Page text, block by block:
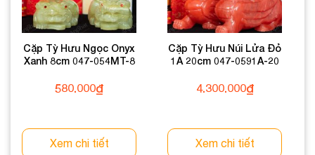
Cặp Tỳ Hưu Ngọc Onyx
Xanh 8cm 047-054MT-8
580.000₫
Xem chi tiết
Cặp Tỳ Hưu Núi Lửa Đỏ
1A 20cm 047-0591A-20
4.300.000₫
Xem chi tiết